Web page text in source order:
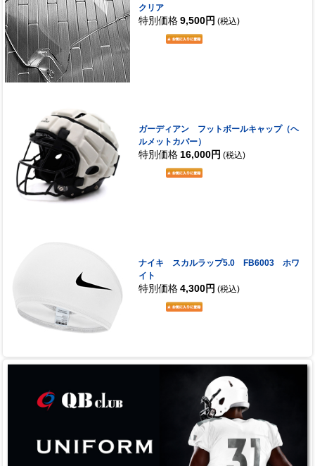
クリア
特別価格 9,500円 (税込)
ガーディアン フットボールキャップ（ヘ
ルメットカバー）
特別価格 16,000円 (税込)
ナイキ スカルラップ5.0 FB6003 ホワ
イト
特別価格 4,300円 (税込)